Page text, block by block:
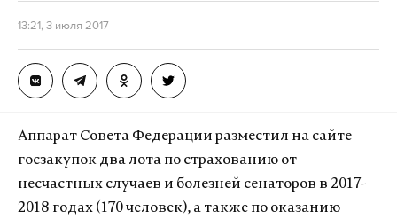
13:21, 3 июля 2017
Аппарат Совета Федерации разместил на сайте
госзакупок два лота по страхованию от
несчастных случаев и болезней сенаторов в 2017-
2018 годах (170 человек), а также по оказанию